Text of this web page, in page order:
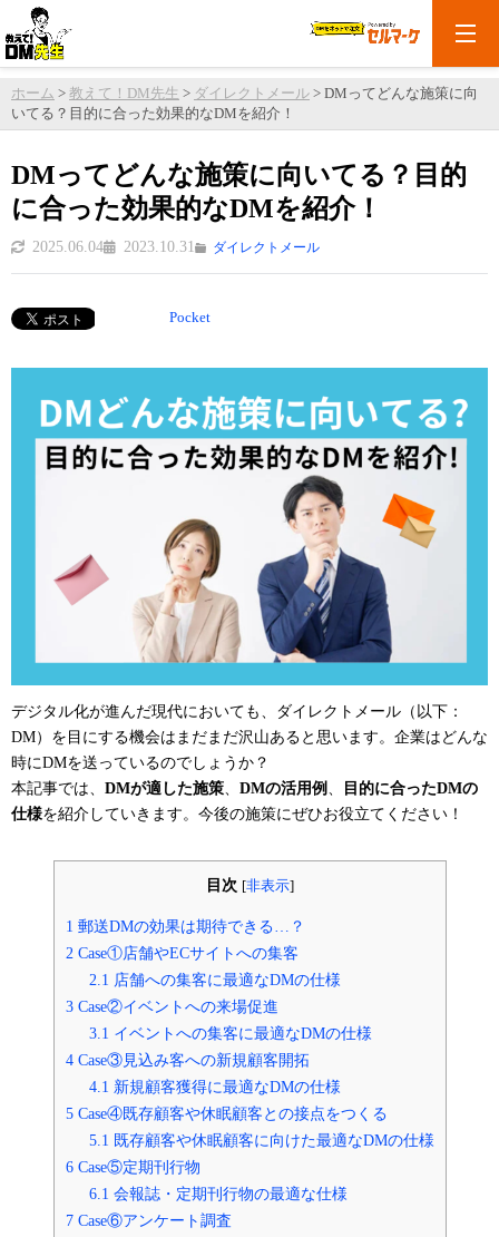
ホーム > 教えて！DM先生 > ダイレクトメール > DMってどんな施策に向
いてる？目的に合った効果的なDMを紹介！
DMってどんな施策に向いてる？目的
に合った効果的なDMを紹介！
2025.06.04 2023.10.31 ダイレクトメール
Pocket
デジタル化が進んだ現代においても、ダイレクトメール（以下：
DM）を目にする機会はまだまだ沢山あると思います。企業はどんな
時にDMを送っているのでしょうか？
本記事では、 DMが適した施策、 DMの活用例 、
目的に合ったDMの
仕様を紹介していきます。今後の施策にぜひお役立てください！
目次 [非表示]
1 郵送DMの効果は期待できる…？
2 Case①店舗やECサイトへの集客
2.1 店舗への集客に最適なDMの仕様
3Case②イベントへの来場促進
3.1 イベントへの集客に最適なDMの仕様
4Case③見込み客への新規顧客開拓
4.1 新規顧客獲得に最適なDMの仕様
5Case④既存顧客や休眠顧客との接点をつくる
5.1 既存顧客や休眠顧客に向けた最適なDMの仕様
6Case⑤定期刊行物
6.1 会報誌・定期刊行物の最適な仕様
7Case⑥アンケート調査